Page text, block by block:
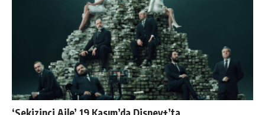
‘Sekizinci Aile’ 19 Kasım’da Disney+’ta